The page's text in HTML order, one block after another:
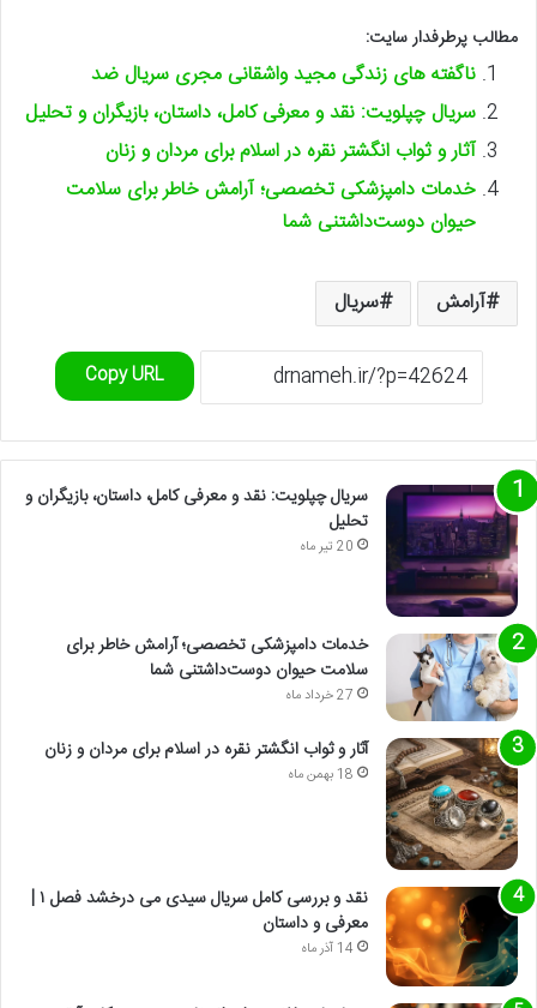
مطالب پرطرفدار سایت:
ناگفته های زندگی مجید واشقانی مجری سریال ضد
سریال چپلویت: نقد و معرفی کامل، داستان، بازیگران و تحلیل
آثار و ثواب انگشتر نقره در اسلام برای مردان و زنان
خدمات دامپزشکی تخصصی؛ آرامش خاطر برای سلامت
حیوان دوست‌داشتنی شما
آرامش سریال
Copy URL
سریال چپلویت: نقد و معرفی کامل، داستان، بازیگران و
تحلیل
20 تیر ماه
خدمات دامپزشکی تخصصی؛ آرامش خاطر برای
سلامت حیوان دوست‌داشتنی شما
27 خرداد ماه
آثار و ثواب انگشتر نقره در اسلام برای مردان و زنان
18 بهمن ماه
نقد و بررسی کامل سریال سیدی می درخشد فصل ۱ |
معرفی و داستان
14 آذر ماه